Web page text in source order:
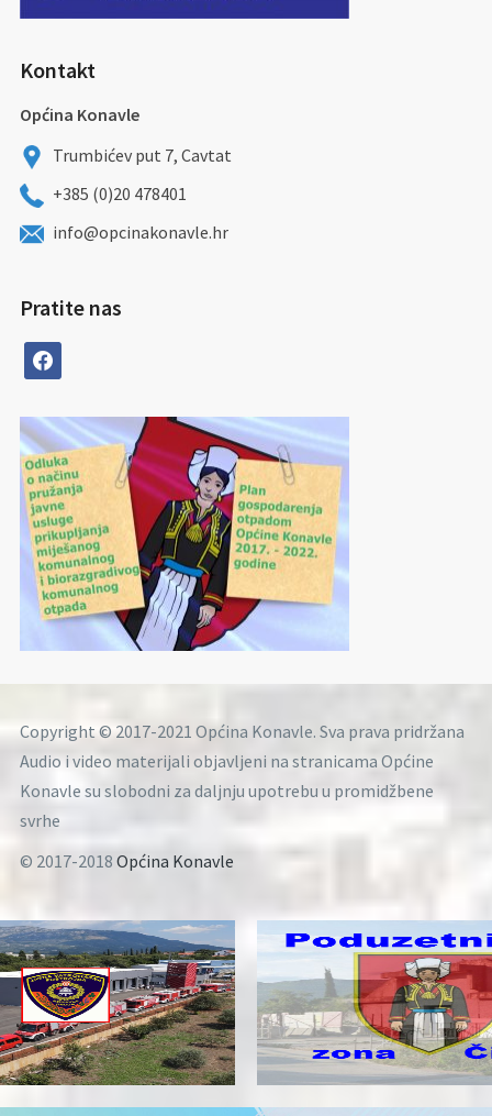
Kontakt
Općina Konavle
Trumbićev put 7, Cavtat
+385 (0)20 478401
info@opcinakonavle.hr
Pratite nas
facebook
Copyright © 2017-2021 Općina Konavle. Sva prava pridržana
Audio i video materijali objavljeni na stranicama Općine
Konavle su slobodni za daljnju upotrebu u promidžbene
svrhe
© 2017-2018 Općina Konavle